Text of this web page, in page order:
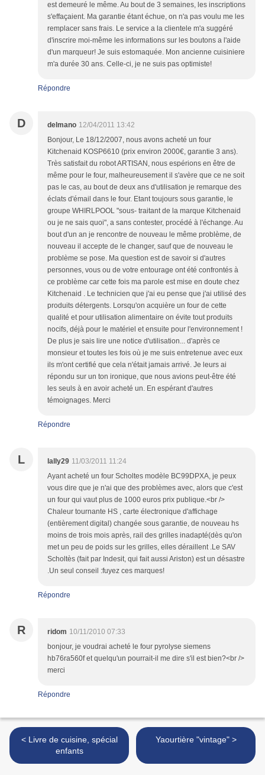
est demeuré le même. Au bout de 3 semaines, les inscriptions
s'effaçaient. Ma garantie étant échue, on n'a pas voulu me les
remplacer sans frais. Le service a la clientele m'a suggéré
d'inscrire moi-même les informations sur les boutons a l'aide
d'un marqueur! Je suis estomaquée. Mon ancienne cuisiniere
m'a durée 30 ans. Celle-ci, je ne suis pas optimiste!
Répondre
D delmano 12/04/2011 13:42
Bonjour, Le 18/12/2007, nous avons acheté un four
Kitchenaid KOSP6610 (prix environ 2000€, garantie 3 ans).
Très satisfait du robot ARTISAN, nous espérions en être de
même pour le four, malheureusement il s'avère que ce ne soit
pas le cas, au bout de deux ans d'utilisation je remarque des
éclats d'émail dans le four. Etant toujours sous garantie, le
groupe WHIRLPOOL "sous- traitant de la marque Kitchenaid
ou je ne sais quoi", a sans contester, procédé à l'échange. Au
bout d'un an je rencontre de nouveau le même problème, de
nouveau il accepte de le changer, sauf que de nouveau le
problème se pose. Ma question est de savoir si d'autres
personnes, vous ou de votre entourage ont été confrontés à
ce problème car cette fois ma parole est mise en doute chez
Kitchenaid . Le technicien que j'ai eu pense que j'ai utilisé des
produits détergents. Lorsqu'on acquière un four de cette
qualité et pour utilisation alimentaire on évite tout produits
nocifs, déjà pour le matériel et ensuite pour l'environnement !
De plus je sais lire une notice d'utilisation... d'après ce
monsieur et toutes les fois où je me suis entretenue avec eux
ils m'ont certifié que cela n'était jamais arrivé. Je leurs ai
répondu sur un ton ironique, que nous avions peut-être été
les seuls à en avoir acheté un. En espérant d'autres
témoignages. Merci
Répondre
L lally29 11/03/2011 11:24
Ayant acheté un four Scholtes modèle BC99DPXA, je peux
vous dire que je n'ai que des problèmes avec, alors que c'est
un four qui vaut plus de 1000 euros prix publique.<br />
Chaleur tournante HS , carte électronique d'affichage
(entièrement digital) changée sous garantie, de nouveau hs
moins de trois mois après, rail des grilles inadapté(dès qu'on
met un peu de poids sur les grilles, elles déraillent .Le SAV
Scholtès (fait par Indesit, qui fait aussi Ariston) est un désastre
.Un seul conseil :fuyez ces marques!
Répondre
R ridom 10/11/2010 07:33
bonjour, je voudrai acheté le four pyrolyse siemens
hb76ra560f et quelqu'un pourrait-il me dire s'il est bien?<br />
merci
Répondre
< Livre de cuisine, spécial
enfants
Yaourtière "vintage" >